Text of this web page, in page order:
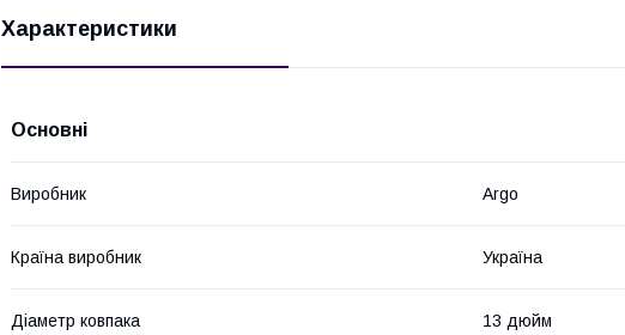
Характеристики
Основні
Виробник Argo
Країна виробник Україна
Діаметр ковпака 13 дюйм